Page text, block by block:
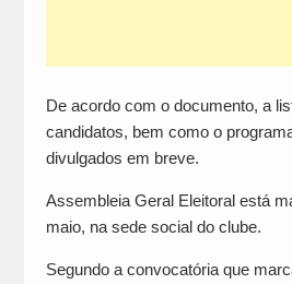
De acordo com o documento, a
candidatos, bem como o
divulgados em breve.
Assembleia Geral Eleitoral está
maio, na sede social do clube.
Segundo a convocatória que